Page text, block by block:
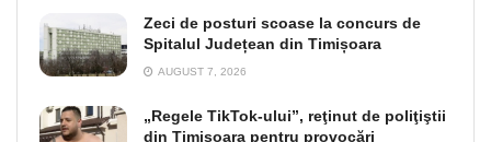
Zeci de posturi scoase la concurs de
Spitalul Județean din Timișoara
AUGUST 7, 2026
„Regele TikTok-ului”, reţinut de poliţiştii
din Timişoara pentru provocări